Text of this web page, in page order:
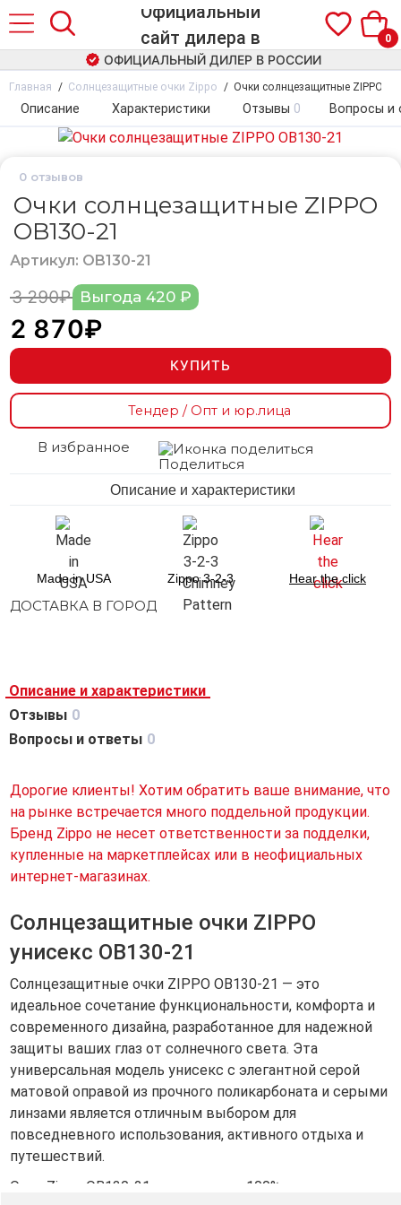
0
ОФИЦИАЛЬНЫЙ ДИЛЕР В РОССИИ
Главная Солнцезащитные очки Zippo Очки солнцезащитные ZIPPO
Описание Характеристики Отзывы 0 Вопросы и
0 отзывов
Очки солнцезащитные ZIPPO
OB130-21
Артикул: OB130-21
3 290₽ Выгода 420 ₽
2 870₽
КУПИТЬ
Тендер / Опт и юр.лица
В избранное
Поделиться
Описание и характеристики
Made in USA Zippo 3-2-3 Hear the click
ДОСТАВКА В ГОРОД
Описание и характеристики
Отзывы 0
Вопросы и ответы 0
Дорогие клиенты! Хотим обратить ваше внимание, что
на рынке встречается много поддельной продукции.
Бренд Zippo не несет ответственности за подделки,
купленные на маркетплейсах или в неофициальных
интернет-магазинах.
Солнцезащитные очки ZIPPO
унисекс OB130-21
Солнцезащитные очки ZIPPO OB130-21 — это
идеальное сочетание функциональности, комфорта и
современного дизайна, разработанное для надежной
защиты ваших глаз от солнечного света. Эта
универсальная модель унисекс с элегантной серой
матовой оправой из прочного поликарбоната и серыми
линзами является отличным выбором для
повседневного использования, активного отдыха и
путешествий.
Очки Zippo OB130-21 гарантируют 100% защиту от